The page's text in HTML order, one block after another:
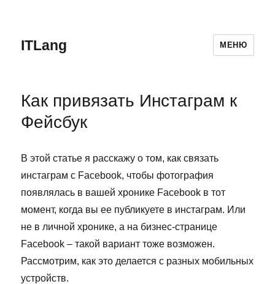
ITLang МЕНЮ
Как привязать Инстаграм к
Фейсбук
В этой статье я расскажу о том, как связать
инстаграм с Facebook, чтобы фотография
появлялась в вашей хронике Facebook в тот
момент, когда вы ее публикуете в инстаграм. Или
не в личной хронике, а на бизнес-странице
Facebook – такой вариант тоже возможен.
Рассмотрим, как это делается с разных мобильных
устройств.